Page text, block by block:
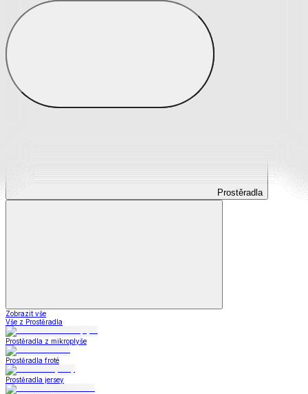
Prostěradla
Prostěradla
Zobrazit vše
Vše z Prostěradla
Prostěradla z mikroplyše
Prostěradla froté
Prostěradla jersey